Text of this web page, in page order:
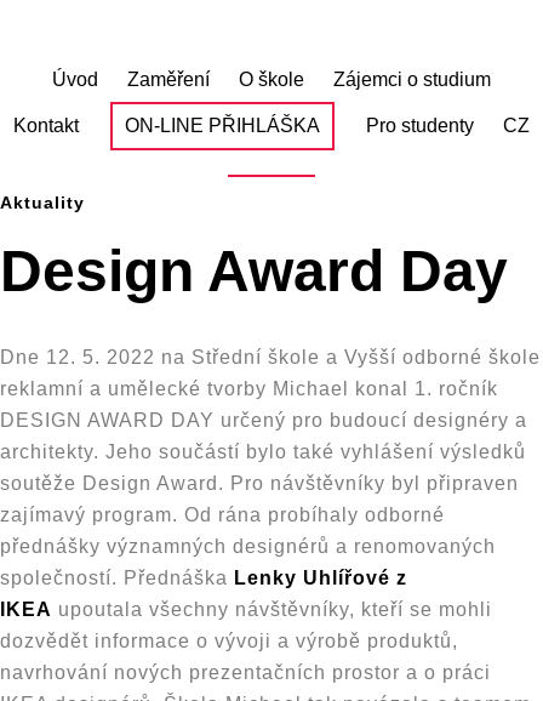
Úvod Zaměření O škole Zájemci o studium
Kontakt ON-LINE PŘIHLÁŠKA Pro studenty CZ
Aktuality
Design Award Day
Dne 12. 5. 2022 na Střední škole a Vyšší odborné škole
reklamní a umělecké tvorby Michael konal 1. ročník
DESIGN AWARD DAY určený pro budoucí designéry a
architekty. Jeho součástí bylo také vyhlášení výsledků
soutěže Design Award. Pro návštěvníky byl připraven
zajímavý program. Od rána probíhaly odborné
přednášky významných designérů a renomovaných
společností. Přednáška Lenky Uhlířové z
IKEA upoutala všechny návštěvníky, kteří se mohli
dozvědět informace o vývoji a výrobě produktů,
navrhování nových prezentačních prostor a o práci